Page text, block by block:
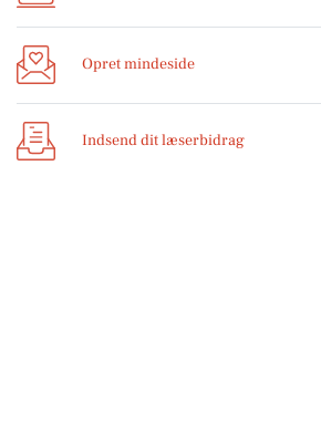
Opret mindeside
Indsend dit læserbidrag